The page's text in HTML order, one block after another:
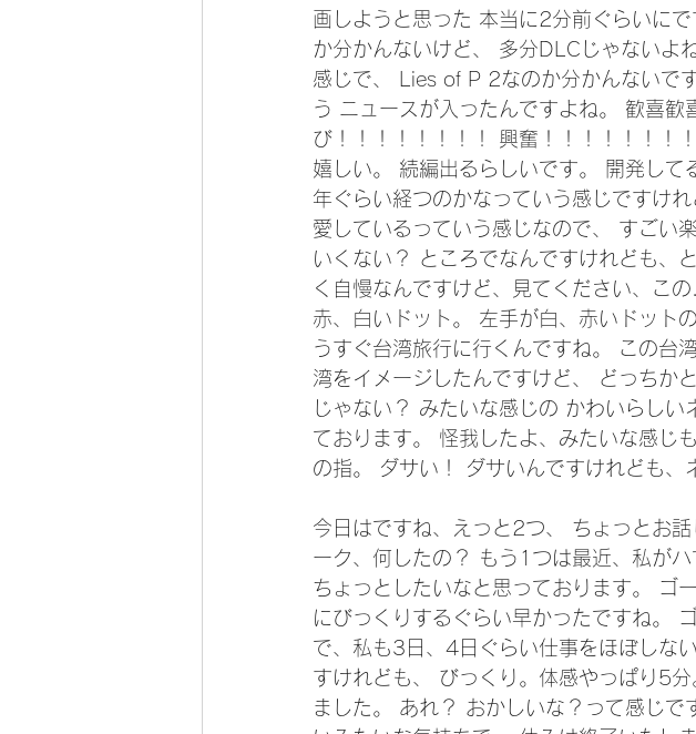
画しようと思った 本当に2分前ぐらいに
か分かんないけど、 多分DLCじゃないよ
感じで、 Lies of P 2なのか分かんないで
う ニュースが入ったんですよね。 歓喜
び！！！！！！！！ 興奮！！！！！！！
嬉しい。 続編出るらしいです。 開発し
年ぐらい経つのかなっていう感じですけ
愛しているっていう感じなので、 すごい
いくない？ ところでなんですけれども、
く自慢なんですけど、見てください、こ
赤、白いドット。 左手が白、赤いドット
うすぐ台湾旅行に行くんですね。 この台
湾をイメージしたんですけど、 どっちか
じゃない？ みたいな感じの かわいらし
ております。 怪我したよ、みたいな感じ
の指。 ダサい！ ダサいんですけれども、
今日はですね、えっと2つ、 ちょっとお
ーク、何したの？ もう1つは最近、私が
ちょっとしたいなと思っております。 ゴ
にびっくりするぐらい早かったですね。
で、私も3日、4日ぐらい仕事をほぼしな
すけれども、 びっくり。体感やっぱり5
ました。 あれ？ おかしいな？って感じ